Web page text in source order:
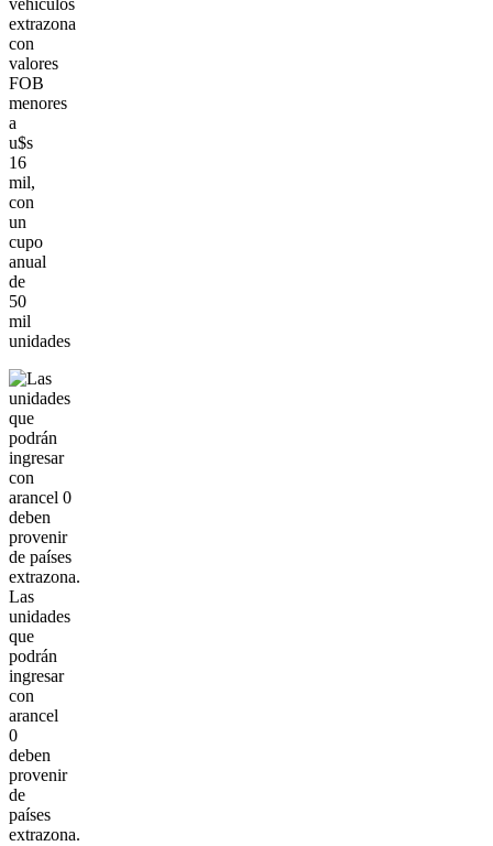
vehículos
extrazona
con
valores
FOB
menores
a
u$s
16
mil,
con
un
cupo
anual
de
50
mil
unidades
Las
unidades
que
podrán
ingresar
con
arancel
0
deben
provenir
de
países
extrazona.